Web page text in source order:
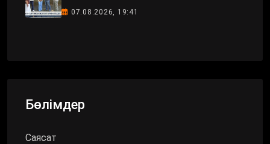
07.08.2026, 19:41
Бөлімдер
Саясат